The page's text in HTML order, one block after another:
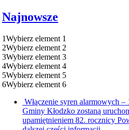
Najnowsze
1Wybierz element 1
2Wybierz element 2
3Wybierz element 3
4Wybierz element 4
5Wybierz element 5
6Wybierz element 6
Włączenie syren alarmowych –
Gminy Kłodzko zostaną
upamiętnieniem 82. rocznicy